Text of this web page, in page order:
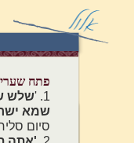
פתח שערי
1. '
שלש
שמא
סיום